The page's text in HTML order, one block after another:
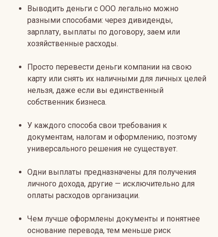
Выводить деньги с ООО легально можно
разными способами: через дивиденды,
зарплату, выплаты по договору, заем или
хозяйственные расходы.
Просто перевести деньги компании на свою
карту или снять их наличными для личных целей
нельзя, даже если вы единственный
собственник бизнеса.
У каждого способа свои требования к
документам, налогам и оформлению, поэтому
универсального решения не существует.
Одни выплаты предназначены для получения
личного дохода, другие — исключительно для
оплаты расходов организации.
Чем лучше оформлены документы и понятнее
основание перевода, тем меньше риск